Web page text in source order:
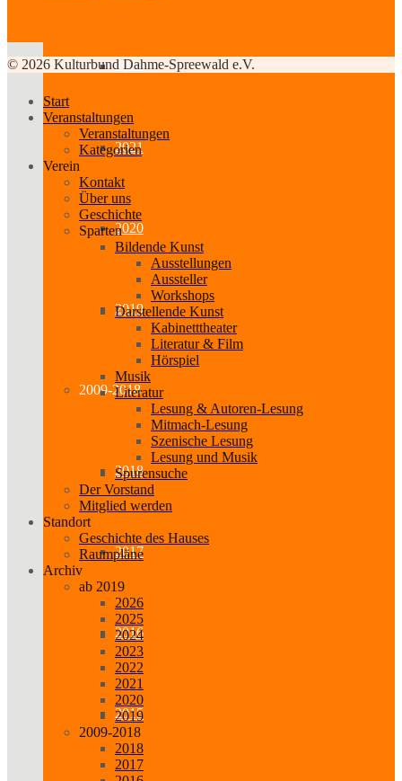
2022
2021
2020
2019
2009-2018
2018
2017
2016
2015
© 2026 Kulturbund Dahme-Spreewald e.V.
Start
Veranstaltungen
Veranstaltungen
Kategorien
Verein
Kontakt
Über uns
Geschichte
Sparten
Bildende Kunst
Ausstellungen
Aussteller
Workshops
Darstellende Kunst
Kabinetttheater
Literatur & Film
Hörspiel
Musik
Literatur
Lesung & Autoren-Lesung
Mitmach-Lesung
Szenische Lesung
Lesung und Musik
Spurensuche
Der Vorstand
Mitglied werden
Standort
Geschichte des Hauses
Raumpläne
Archiv
ab 2019
2026
2025
2024
2023
2022
2021
2020
2019
2009-2018
2018
2017